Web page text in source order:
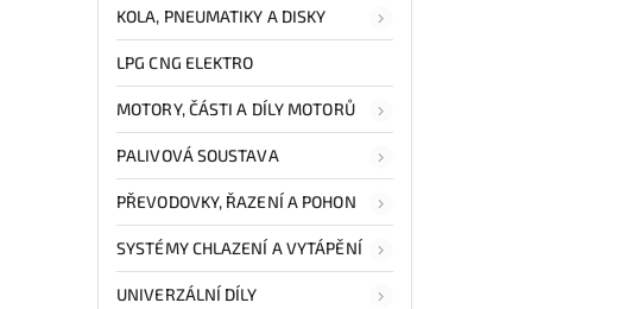
KOLA, PNEUMATIKY A DISKY
LPG CNG ELEKTRO
MOTORY, ČÁSTI A DÍLY MOTORŮ
PALIVOVÁ SOUSTAVA
PŘEVODOVKY, ŘAZENÍ A POHON
SYSTÉMY CHLAZENÍ A VYTÁPĚNÍ
UNIVERZÁLNÍ DÍLY